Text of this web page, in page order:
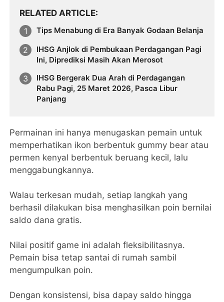
RELATED ARTICLE
Tips Menabung di Era Banyak Godaan Belanja
IHSG Anjlok di Pembukaan Perdagangan Pagi
Ini, Diprediksi Masih Akan Merosot
IHSG Bergerak Dua Arah di Perdagangan
Rabu Pagi, 25 Maret 2026, Pasca Libur
Panjang
Permainan ini hanya menugaskan pemain untuk
memperhatikan ikon berbentuk gummy bear atau
permen kenyal berbentuk beruang kecil, lalu
menggabungkannya.
Walau terkesan mudah, setiap langkah yang
berhasil dilakukan bisa menghasilkan poin bernilai
saldo dana gratis.
Nilai positif game ini adalah fleksibilitasnya.
Pemain bisa tetap santai di rumah sambil
mengumpulkan poin.
Dengan konsistensi, bisa dapay saldo hingga